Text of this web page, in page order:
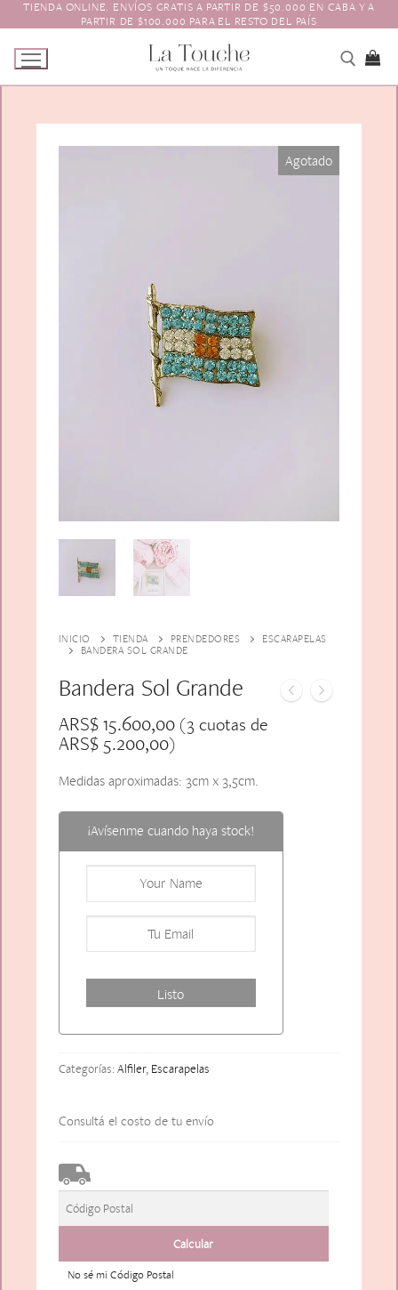
al
contenido
TIENDA ONLINE. ENVÍOS GRATIS A PARTIR DE $50.000 EN CABA Y A
PARTIR DE $100.000 PARA EL RESTO DEL PAÍS
Florales
Varios
Escarapelas
Boinas
Vinchas
Hebillas
Aros
Guantes
Charreteras
Agotado
INICIO TIENDA PRENDEDORES
ESCARAPELAS
BANDERA SOL GRANDE
Bandera Sol Grande
ARS$15.600,00(3 cuotas de
ARS$5.200,00)
Medidas aproximadas: 3cm x 3,5cm.
¡Avísenme cuando haya stock!
Categorías: Alfiler, Escarapelas
Consultá el costo de tu envío
No sé mi Código Postal